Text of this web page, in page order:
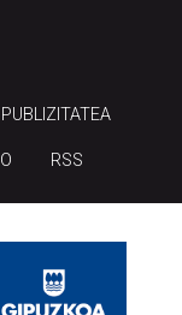
PUBLIZITATEA
RSS